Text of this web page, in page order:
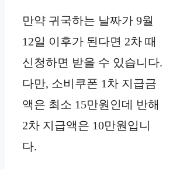
만약 귀국하는 날짜가 9월
12일 이후가 된다면 2차 때
신청하면 받을 수 있습니다.
다만, 소비쿠폰 1차 지급금
액은 최소 15만원인데 반해
2차 지급액은 10만원입니
다.